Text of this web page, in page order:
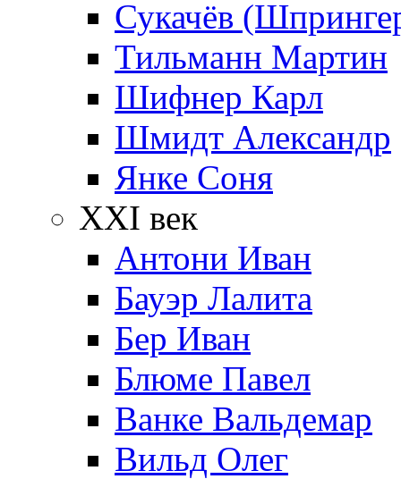
Сукачёв
Тильманн Мартин
Шифнер Карл
Шмидт Александр
Янке Соня
XXI век
Антони Иван
Бауэр Лалита
Бер Иван
Блюме Павел
Ванке Вальдемар
Вильд Олег